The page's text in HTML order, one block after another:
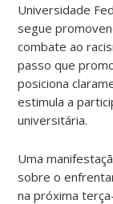
Universidade
segue
combate ao
passo que
posiciona
estimula a
universitária.
Uma
sobre o
na próxima